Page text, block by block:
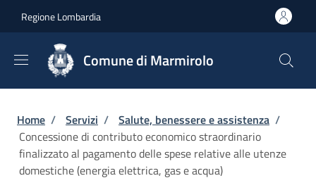
Regione Lombardia
Comune di Marmirolo
Briciole di pane
Home / Servizi / Salute, benessere e assistenza /
Concessione di contributo economico straordinario
finalizzato al pagamento delle spese relative alle utenze
domestiche (energia elettrica, gas e acqua)